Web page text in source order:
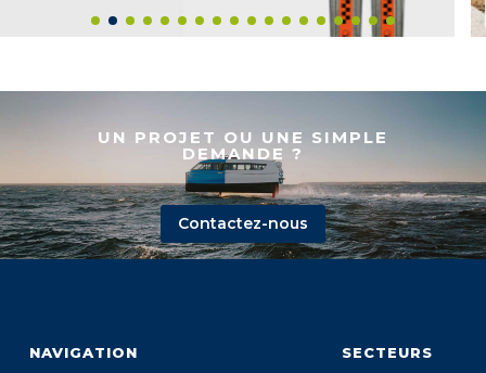
UN PROJET OU UNE SIMPLE
DEMANDE ?
Contactez-nous
NAVIGATION SECTEURS